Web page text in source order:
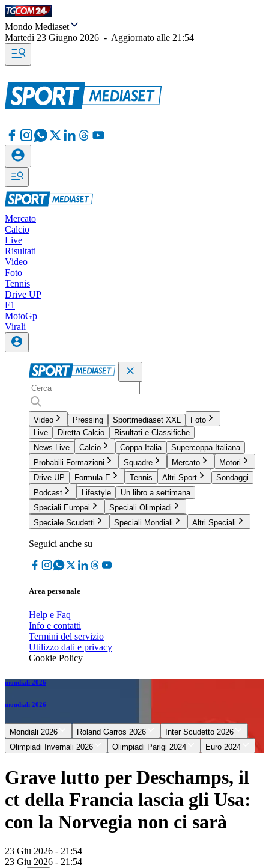
Mondo Mediaset
Martedì 23 Giugno 2026 - Aggiornato alle 21:54
Mercato
Calcio
Live
Risultati
Video
Foto
Tennis
Drive UP
F1
MotoGp
Virali
Video Pressing Sportmediaset XXL
Foto
Live
Diretta Calcio
Risultati e Classifiche
News Live
Calcio Coppa Italia
Supercoppa Italiana
Probabili Formazioni
Squadre Mercato
Motori
Drive UP
Formula E Tennis Altri Sport
Sondaggi
Podcast
Lifestyle
Un libro a settimana
Speciali Europei
Speciali Olimpiadi
Speciale Scudetti
Speciali Mondiali Altri Speciali
Seguici anche su
Area personale
Help e Faq
Info e contatti
Termini del servizio
Utilizzo dati e privacy
Cookie Policy
mondiali 2026
mondiali 2026
Mondiali 2026 Roland Garros 2026
Inter Scudetto 2026
Olimpiadi Invernali 2026
Olimpiadi Parigi 2024 Euro 2024
Grave lutto per Deschamps, il
ct della Francia lascia gli Usa:
con la Norvegia non ci sarà
23 Giu 2026 - 21:54
23 Giu 2026 - 21:54